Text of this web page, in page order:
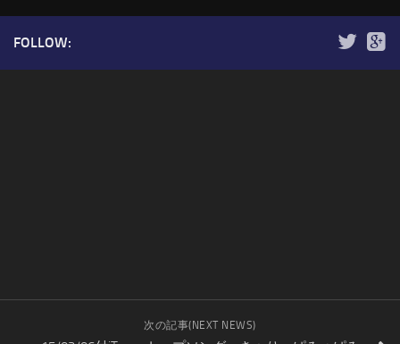
FOLLOW:
次の記事(NEXT NEWS)